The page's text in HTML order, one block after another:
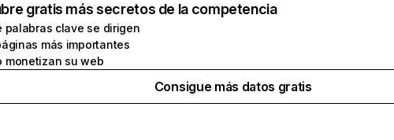
gratis más secretos de la competencia
palabras clave se dirigen
más importantes
monetizan su web
Consigue más datos gratis